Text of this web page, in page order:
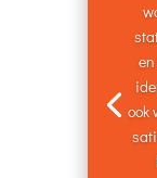
ook